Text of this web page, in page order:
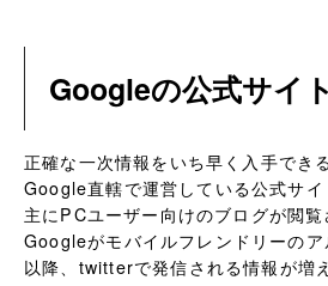
Googleの公式サイ
正確な一次情報をいち早く入手でき
Google直轄で運営している公式サ
主にPCユーザー向けのブログが閲覧
Googleがモバイルフレンドリーの
以降、twitterで発信される情報が増